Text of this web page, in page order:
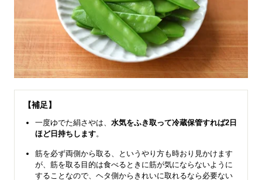
【補足】
一度ゆでた絹さやは、 水気をふき取って冷蔵保管すれば2日
ほど日持ちします。
筋を必ず両側から取る、というやり方も時おり見かけます
が、筋を取る目的は食べるときに筋が気にならないように
することなので、ヘタ側からきれいに取れるなら必要ない